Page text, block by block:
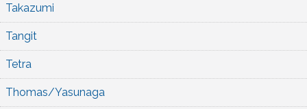
Takazumi
Tangit
Tetra
Thomas/Yasunaga